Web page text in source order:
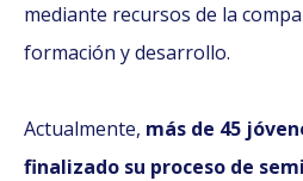
mediante recursos de la
formación y desarrollo.
Actualmente, más de 45
finalizado su proceso de